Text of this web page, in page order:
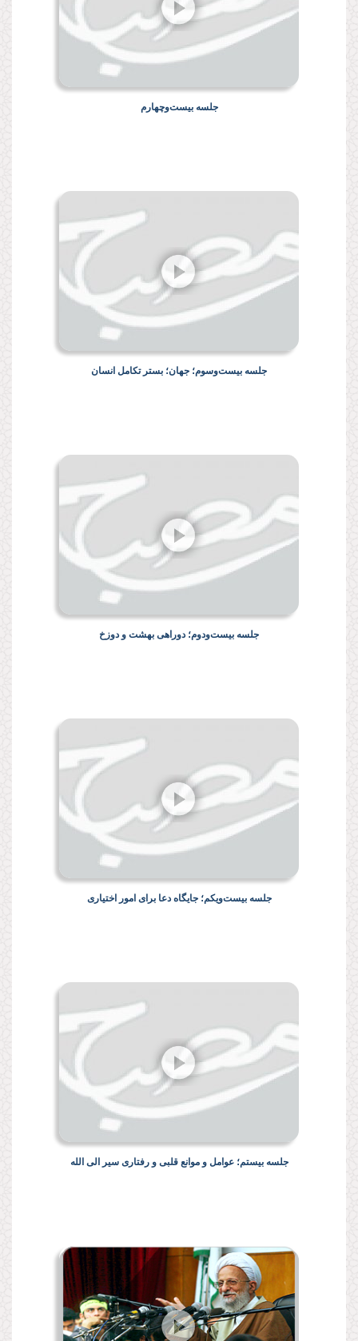
جلسه بیست‌وچهارم
جلسه بیست‌وسوم؛ جهان؛ بستر تکامل انسان
جلسه بیست‌ودوم؛ دوراهی بهشت و دوزخ
جلسه بیست‌ویکم؛ جایگاه دعا برای امور اختیاری
جلسه بیستم؛ عوامل و موانع قلبی و رفتاری سیر الی الله